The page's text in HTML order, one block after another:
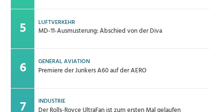
LUFTVERKEHR
MD-11-Ausmusterung: Abschied von der Diva
GENERAL AVIATION
Premiere der Junkers A60 auf der AERO
INDUSTRIE